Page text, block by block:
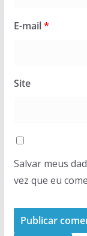
E-mail*
Site
Salvar meus
vez que eu